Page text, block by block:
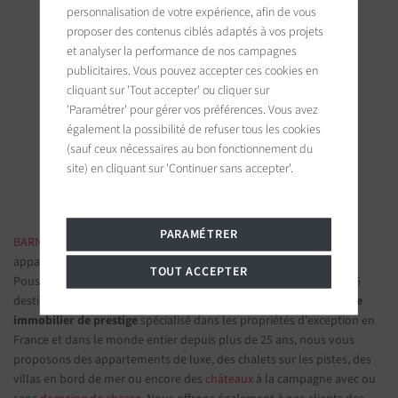
BARNES Ile de Ré
19 bis, Cours Félix Faure
17630 La Flotte-en-Ré, France
Suivez-nous sur les réseaux sociaux
BARNES IMMOBILIER DE LUXE - Les plus belles demeures et
appartements de prestige
Poussez la porte d'une de nos
agences immobilières
parmi nos 75
destinations et confiez-nous vos projets d’investissement.
Groupe
immobilier de prestigespécialisé dans les propriétés d'exception en
France et dans le monde entier depuis plus de 25 ans, nous vous
proposons des appartements de luxe, des chalets sur les pistes, des
villas en bord de mer ou encore des châteaux à la campagne avec ou
personnalisation de votre expérience, afin de vous
proposer des contenus ciblés adaptés à vos projets
et analyser la performance de nos campagnes
publicitaires. Vous pouvez accepter ces cookies en
cliquant sur 'Tout accepter' ou cliquer sur
'Paramétrer' pour gérer vos préférences. Vous avez
également la possibilité de refuser tous les cookies
(sauf ceux nécessaires au bon fonctionnement du
site) en cliquant sur 'Continuer sans accepter'.
PARAMÉTRER
TOUT ACCEPTER